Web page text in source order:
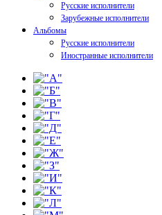
Русские исполнители
Зарубежные исполнители
Альбомы
Русские исполнители
Иностранные исполнители